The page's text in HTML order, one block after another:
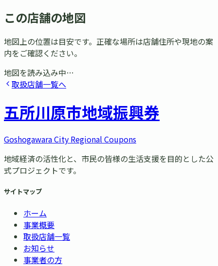
この店舗の地図
地図上の位置は目安です。正確な場所は店舗住所や現地の案
内をご確認ください。
地図を読み込み中…
取扱店舗一覧へ
五所川原市地域振興券
Goshogawara City Regional Coupons
地域経済の活性化と、市民の皆様の生活支援を目的とした公
式プロジェクトです。
サイトマップ
ホーム
事業概要
取扱店舗一覧
お知らせ
事業者の方